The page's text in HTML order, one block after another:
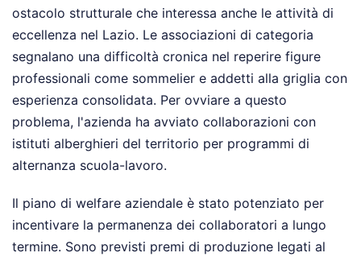
ostacolo strutturale che interessa anche le attività di
eccellenza nel Lazio. Le associazioni di categoria
segnalano una difficoltà cronica nel reperire figure
professionali come sommelier e addetti alla griglia con
esperienza consolidata. Per ovviare a questo
problema, l'azienda ha avviato collaborazioni con
istituti alberghieri del territorio per programmi di
alternanza scuola-lavoro.
Il piano di welfare aziendale è stato potenziato per
incentivare la permanenza dei collaboratori a lungo
termine. Sono previsti premi di produzione legati al